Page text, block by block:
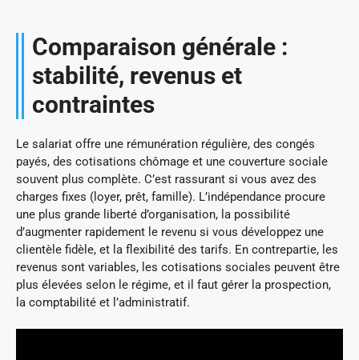
Comparaison générale :
stabilité, revenus et
contraintes
Le salariat offre une rémunération régulière, des congés
payés, des cotisations chômage et une couverture sociale
souvent plus complète. C’est rassurant si vous avez des
charges fixes (loyer, prêt, famille). L’indépendance procure
une plus grande liberté d’organisation, la possibilité
d’augmenter rapidement le revenu si vous développez une
clientèle fidèle, et la flexibilité des tarifs. En contrepartie, les
revenus sont variables, les cotisations sociales peuvent être
plus élevées selon le régime, et il faut gérer la prospection,
la comptabilité et l’administratif.